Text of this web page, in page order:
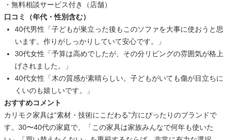
・無料相談サービス付き（店舗）
口コミ（年代・性別含む）
40代男性「子どもが巣立った後もこのソファを大事に使おうと思
います。作りがしっかりしていて安心です。」
30代女性「予算は高めでしたが、その分リビングの雰囲気が格上
げされました。」
40代女性「木の質感が素晴らしい。子どもがいても傷が目立ちに
くいのも嬉しいです。」
おすすめコメント
カリモク家具は“素材・技術にこだわる”方にぴったりのブランドで
す。30〜40代の家庭で、「この家具は家族みんなで何年も使いた